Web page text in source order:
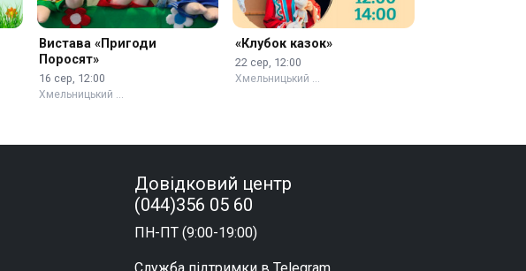
Вистава «Пригоди
Поросят»
16 сер, 12:00
Хмельницький …
«Клубок казок»
22 сер, 12:00
Хмельницький …
Довідковий центр
(044)356 05 60
ПН-ПТ (9:00-19:00)